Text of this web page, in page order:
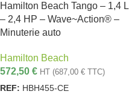
Hamilton Beach Tango – 1,4 L
– 2,4 HP – Wave~Action® –
Minuterie auto
Hamilton Beach
572,50 € HT (687,00 € TTC)
REF: HBH455-CE